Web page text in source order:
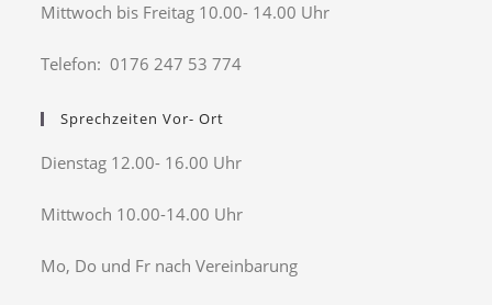
Mittwoch bis Freitag 10.00- 14.00 Uhr
Telefon: 0176 247 53 774
Sprechzeiten Vor- Ort
Dienstag 12.00- 16.00 Uhr
Mittwoch 10.00-14.00 Uhr
Mo, Do und Fr nach Vereinbarung